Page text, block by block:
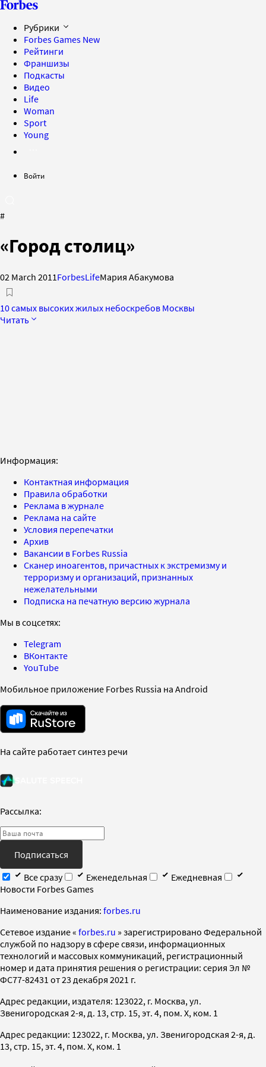
Рубрики
Forbes Games New
Рейтинги
Франшизы
Подкасты
Видео
Life
Woman
Sport
Young
Войти
#
«Город столиц»
02 March 2011 ForbesLifeМария Абакумова
10 самых высоких жилых небоскребов Москвы
Читать
Информация:
Контактная информация
Правила обработки
Реклама в журнале
Реклама на сайте
Условия перепечатки
Архив
Вакансии в Forbes Russia
Сканер иноагентов, причастных к экстремизму и
терроризму и организаций, признанных
нежелательными
Подписка на печатную версию журнала
Мы в соцсетях:
Telegram
ВКонтакте
YouTube
Мобильное приложение Forbes Russia на Android
На сайте работает синтез речи
Рассылка:
Подписаться
Все сразу
Еженедельная
Ежедневная
Новости Forbes Games
Наименование издания: forbes.ru
Cетевое издание « forbes.ru » зарегистрировано Федеральной
службой по надзору в сфере связи, информационных
технологий и массовых коммуникаций, регистрационный
номер и дата принятия решения о регистрации: серия Эл №
ФС77-82431 от 23 декабря 2021 г.
Адрес редакции, издателя: 123022, г. Москва, ул.
Звенигородская 2-я, д. 13, стр. 15, эт. 4, пом. X, ком. 1
Адрес редакции: 123022, г. Москва, ул. Звенигородская 2-я, д.
13, стр. 15, эт. 4, пом. X, ком. 1